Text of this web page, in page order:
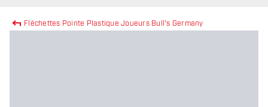
Fléchettes Pointe Plastique Joueurs Bull's Germany